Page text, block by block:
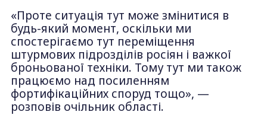
«Проте ситуація тут може змінитися в
будь-який момент, оскільки ми
спостерігаємо тут переміщення
штурмових підрозділів росіян і важкої
броньованої техніки. Тому тут ми також
працюємо над посиленням
фортифікаційних споруд тощо», —
розповів очільник області.